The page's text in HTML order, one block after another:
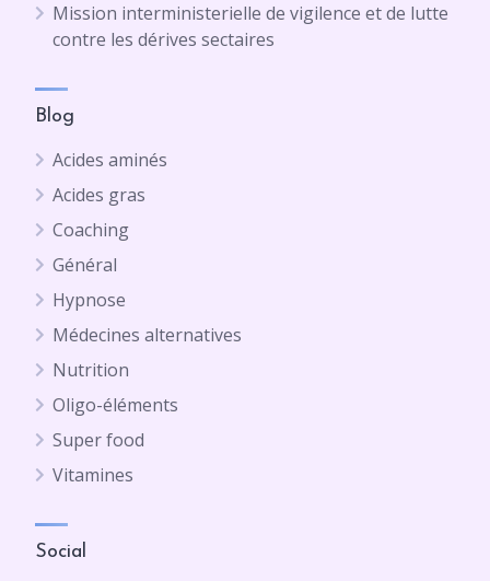
Mission interministerielle de vigilence et de lutte
contre les dérives sectaires
Blog
Acides aminés
Acides gras
Coaching
Général
Hypnose
Médecines alternatives
Nutrition
Oligo-éléments
Super food
Vitamines
Social